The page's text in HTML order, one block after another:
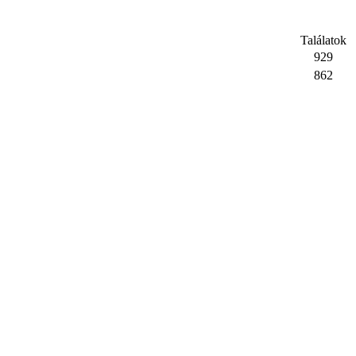
Találatok
929
862